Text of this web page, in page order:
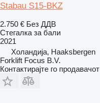
Stabau S15-BKZ
2.750 € Без ДДВ
Стегалка за бали
2021
Холандија, Haaksbergen
Forklift Focus B.V.
Контактирајте го продавачот